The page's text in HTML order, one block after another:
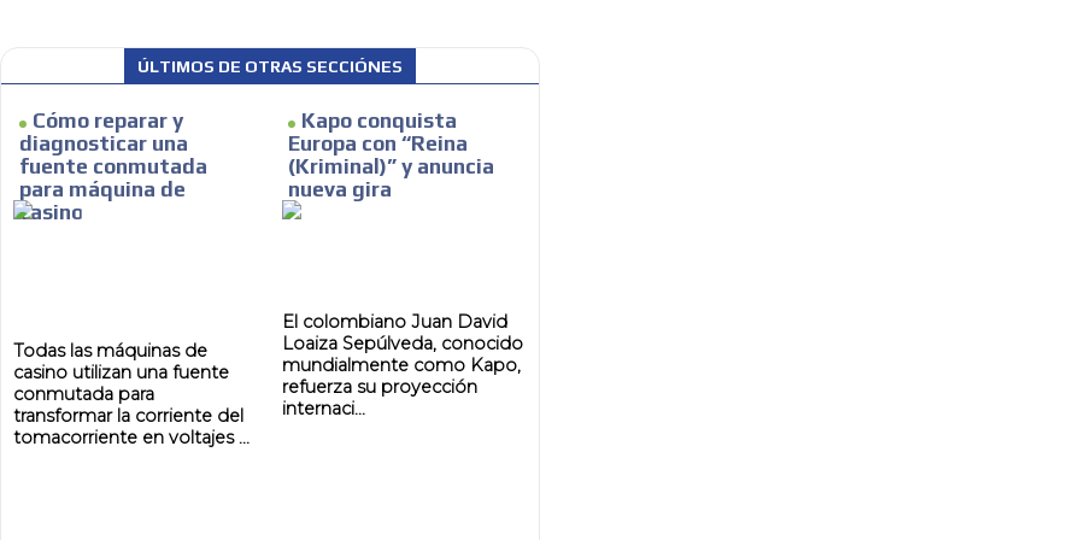
ÚLTIMOS DE OTRAS SECCIÓNES
Cómo reparar y
diagnosticar una
fuente conmutada
para máquina de
casino
Todas las máquinas de
casino utilizan una fuente
conmutada para
transformar la corriente del
tomacorriente en voltajes ...
Kapo conquista
Europa con “Reina
(Kriminal)” y anuncia
nueva gira
El colombiano Juan David
Loaiza Sepúlveda, conocido
mundialmente como Kapo,
refuerza su proyección
internaci...